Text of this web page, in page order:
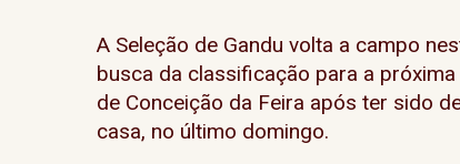
A Seleção de Gandu volta a campo
busca da classificação para a
de Conceição da Feira após ter sido
casa, no último domingo.